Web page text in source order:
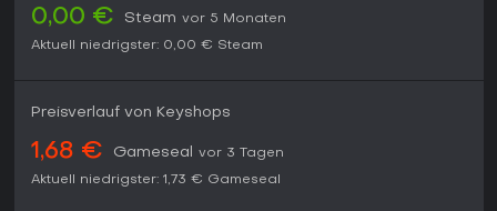
0,00 € Steam vor 5 Monaten
Aktuell niedrigster: 0,00 € Steam
Preisverlauf von Keyshops
1,68 € Gameseal
vor 3 Tagen
Aktuell niedrigster: 1,73 € Gameseal